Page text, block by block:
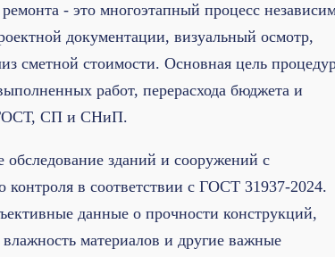
- это многоэтапный процесс
документации, визуальный осмотр,
сметной стоимости. Основная цель
работ, перерасхода бюджета и
ГОСТ, СП и СНиП.
зданий и сооружений с
в соответствии с ГОСТ 31937-2024.
данные о прочности конструкций,
материалов и другие важные